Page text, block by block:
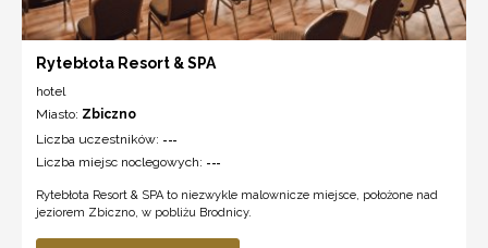
Rytebłota Resort & SPA
hotel
Miasto: Zbiczno
Liczba uczestników: ---
Liczba miejsc noclegowych: ---
Rytebłota Resort & SPA to niezwykle malownicze miejsce, położone nad
jeziorem Zbiczno, w pobliżu Brodnicy.